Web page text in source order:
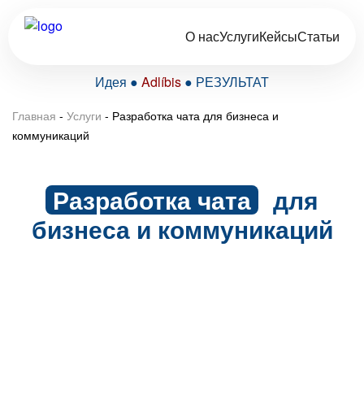
О насУслугиКейсыСтатьи
Идея ● Adlíbis ● РЕЗУЛЬТАТ
Главная - Услуги - Разработка чата для бизнеса и
коммуникаций
Разработка чата
для
бизнеса и коммуникаций